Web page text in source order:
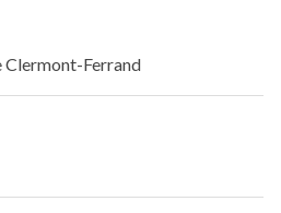
Clermont-Ferrand